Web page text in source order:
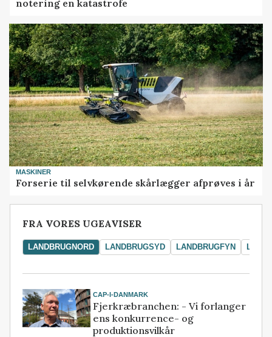
notering en katastrofe
MASKINER
Forserie til selvkørende skårlægger afprøves i år
FRA VORES UGEAVISER
LANDBRUGNORD LANDBRUGSYD LANDBRUGFYN
CAP-I-DANMARK
Fjerkræbranchen: - Vi forlanger
ens konkurrence- og
produktionsvilkår